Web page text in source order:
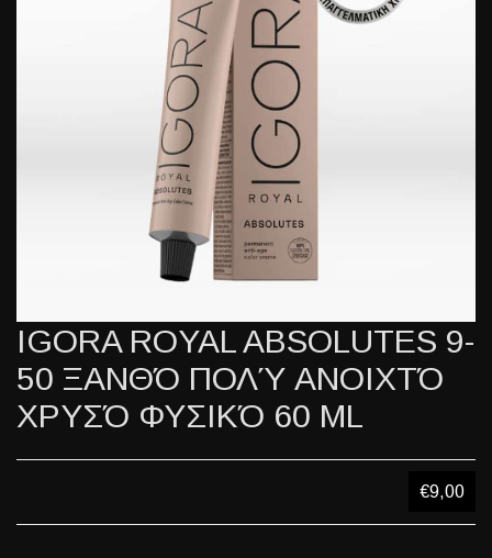
IGORA ROYAL ABSOLUTES 9-
50 ΞΑΝΘΌ ΠΟΛΎ ΑΝΟΙΧΤΌ
ΧΡΥΣΌ ΦΥΣΙΚΌ 60 ML
€9,00